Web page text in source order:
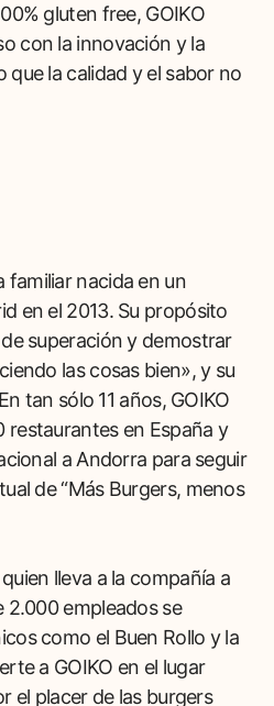
gluten free, GOIKO
con la innovación y la
la calidad y el sabor no
familiar nacida en un
en el 2013. Su propósito
superación y demostrar
las cosas bien», y su
tan sólo 11 años, GOIKO
restaurantes en España y
a Andorra para seguir
de “Más Burgers, menos
lleva a la compañía a
2.000 empleados se
como el Buen Rollo y la
a GOIKO en el lugar
el placer de las burgers